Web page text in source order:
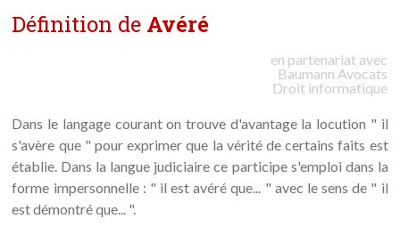
Définition de Avéré
en partenariat avec
Baumann Avocats
Droit informatique
Dans le langage courant on trouve d'avantage la locution " il
s'avère que " pour exprimer que la vérité de certains faits est
établie. Dans la langue judiciaire ce participe s'emploi dans la
forme impersonnelle : " il est avéré que... " avec le sens de " il
est démontré que... ".